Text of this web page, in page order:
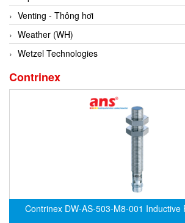
Cosil
Coulton
Crouzet
Crowcon
Crutec Dust Zero Vietnam
cs-instruments
Venting - Thông hơi
Weather (WH)
Wetzel Technologies
Contrinex
Contrinex DW-AS-503-M8-001 Inductive